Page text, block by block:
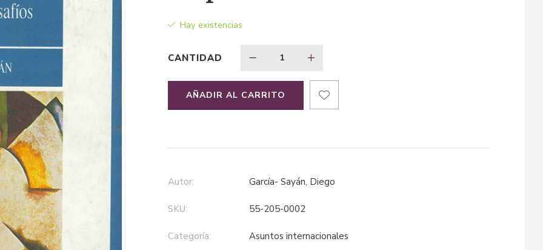
Hay existencias
CANTIDAD
AÑADIR AL CARRITO
Autor: García- Sayán, Diego
SKU: 55-205-0002
Categoría: asuntos internacionales